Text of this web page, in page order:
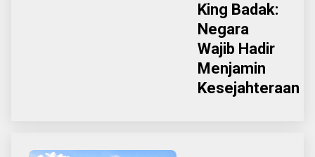
King Badak:
Negara
Wajib Hadir
Menjamin
Kesejahteraan